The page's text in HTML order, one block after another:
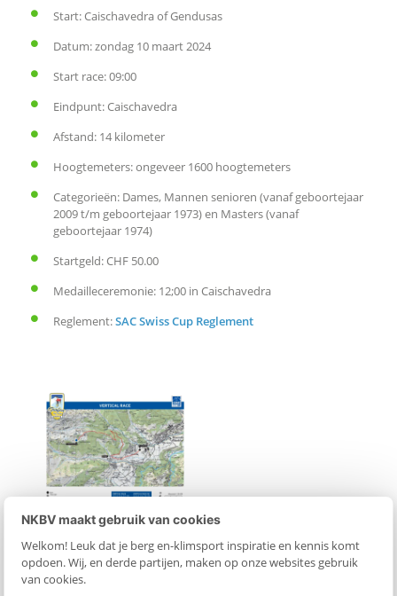
NKBV maakt gebruik van cookies
Welkom! Leuk dat je berg en-klimsport inspiratie en kennis komt
opdoen. Wij, en derde partijen, maken op onze websites gebruik
van cookies.
h
t
A
p
o
m
Start: Caischavedra of Gendusas
Datum: zondag 10 maart 2024
Start race: 09:00
Eindpunt: Caischavedra
Afstand: 14 kilometer
Hoogtemeters: ongeveer 1600 hoogtemeters
Categorieën: Dames, Mannen senioren (vanaf geboortejaar
2009 t/m geboortejaar 1973) en Masters (vanaf
geboortejaar 1974)
Startgeld: CHF 50.00
Medailleceremonie: 12;00 in Caischavedra
Reglement:SAC Swiss Cup Reglement